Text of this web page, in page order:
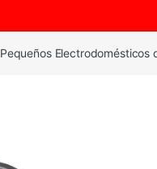
Pequeños Electrodomésticos